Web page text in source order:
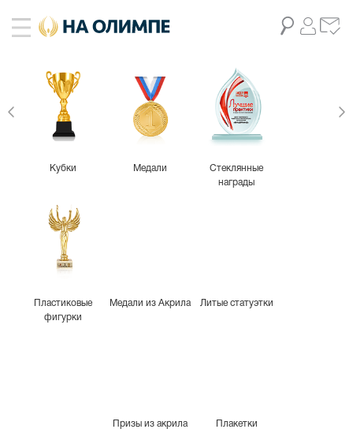
Кубки Медали
Стеклянные
награды
Пластиковые
фигурки
Медали из Акрила Литые статуэтки
Призы из акрила Плакетки
-25%